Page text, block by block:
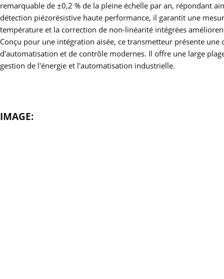
remarquable de ±0,2 % de la pleine échelle par an, répondant
détection piézorésistive haute performance, il garantit une
température et la correction de non-linéarité intégrées
Conçu pour une intégration aisée, ce transmetteur présente
d'automatisation et de contrôle modernes. Il offre une large
gestion de l'énergie et l'automatisation industrielle.
IMAGE: